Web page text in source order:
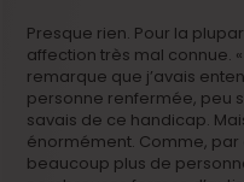
Presque rien. Pour la
affection très mal connue.
remarque que j’avais
personne renfermée, peu
savais de ce handicap.
énormément. Comme,
beaucoup plus de